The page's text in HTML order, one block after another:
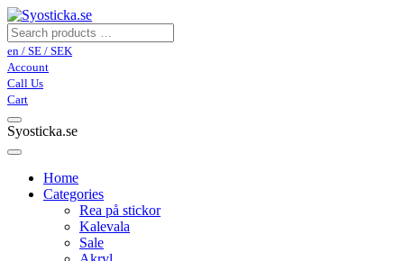
en / SE / SEK
Account
Call Us
Cart
Syosticka.se
Home
Categories
Rea på stickor
Kalevala
Sale